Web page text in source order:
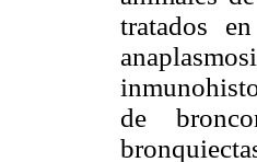
tratados
de